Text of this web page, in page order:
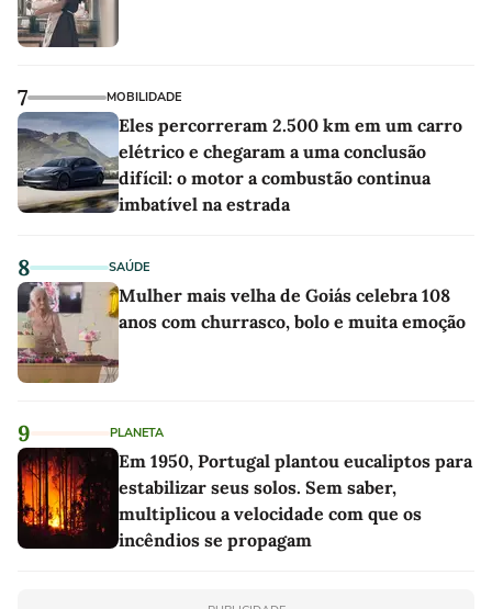
7 MOBILIDADE
Eles percorreram 2.500 km em um carro
elétrico e chegaram a uma conclusão
difícil: o motor a combustão continua
imbatível na estrada
8 SAÚDE
Mulher mais velha de Goiás celebra 108
anos com churrasco, bolo e muita emoção
9 PLANETA
Em 1950, Portugal plantou eucaliptos para
estabilizar seus solos. Sem saber,
multiplicou a velocidade com que os
incêndios se propagam